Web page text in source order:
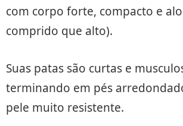
com corpo forte, compacto e
comprido que alto).
Suas patas são curtas e
terminando em pés
pele muito resistente.